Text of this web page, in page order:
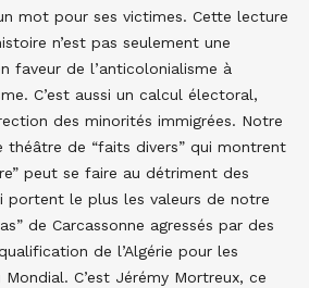
mot pour ses victimes. Cette lecture
n’est pas seulement une
faveur de l’anticolonialisme à
C’est aussi un calcul électoral,
des minorités immigrées. Notre
théâtre de “faits divers” qui montrent
peut se faire au détriment des
portent le plus les valeurs de notre
de Carcassonne agressés par des
de l’Algérie pour les
C’est Jérémy Mortreux, ce